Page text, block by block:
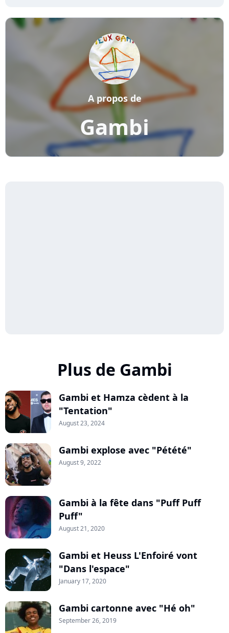
Gambi
A propos de
Plus de Gambi
Gambi et Hamza cèdent à la
"Tentation"
August 23, 2024
Gambi explose avec "Pétété"
August 9, 2022
Gambi à la fête dans "Puff Puff
Puff"
August 21, 2020
Gambi et Heuss L'Enfoiré vont
"Dans l'espace"
January 17, 2020
Gambi cartonne avec "Hé oh"
September 26, 2019